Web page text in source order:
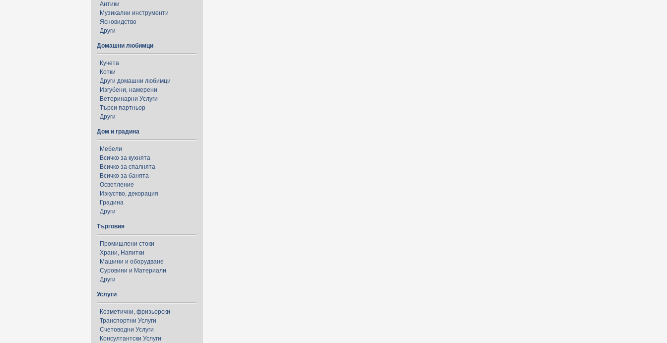
Антики
Музикални инструменти
Ясновидство
Други
Домашни любимци
Кучета
Котки
Други домашни любимци
Изгубени, намерени
Ветеринарни Услуги
Търси партньор
Други
Дом и градина
Мебели
Всичко за кухнята
Всичко за спалнята
Всичко за банята
Осветление
Изкуство, декорация
Градина
Други
Търговия
Промишлени стоки
Храни, Напитки
Машини и оборудване
Суровини и Материали
Други
Услуги
Козметични, фризьорски
Транспортни Услуги
Счетоводни Услуги
Консултантски Услуги